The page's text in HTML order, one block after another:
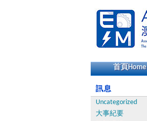
首頁Home
訊息
Uncategorized
大事紀要